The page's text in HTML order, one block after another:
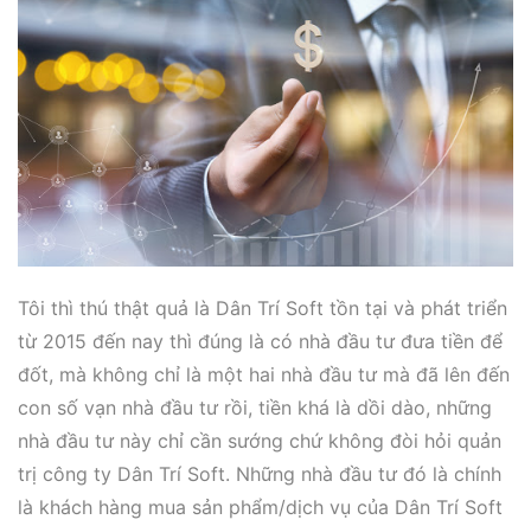
Tôi thì thú thật quả là Dân Trí Soft tồn tại và phát triển
từ 2015 đến nay thì đúng là có nhà đầu tư đưa tiền để
đốt, mà không chỉ là một hai nhà đầu tư mà đã lên đến
con số vạn nhà đầu tư rồi, tiền khá là dồi dào, những
nhà đầu tư này chỉ cần sướng chứ không đòi hỏi quản
trị công ty Dân Trí Soft. Những nhà đầu tư đó là chính
là khách hàng mua sản phẩm/dịch vụ của Dân Trí Soft